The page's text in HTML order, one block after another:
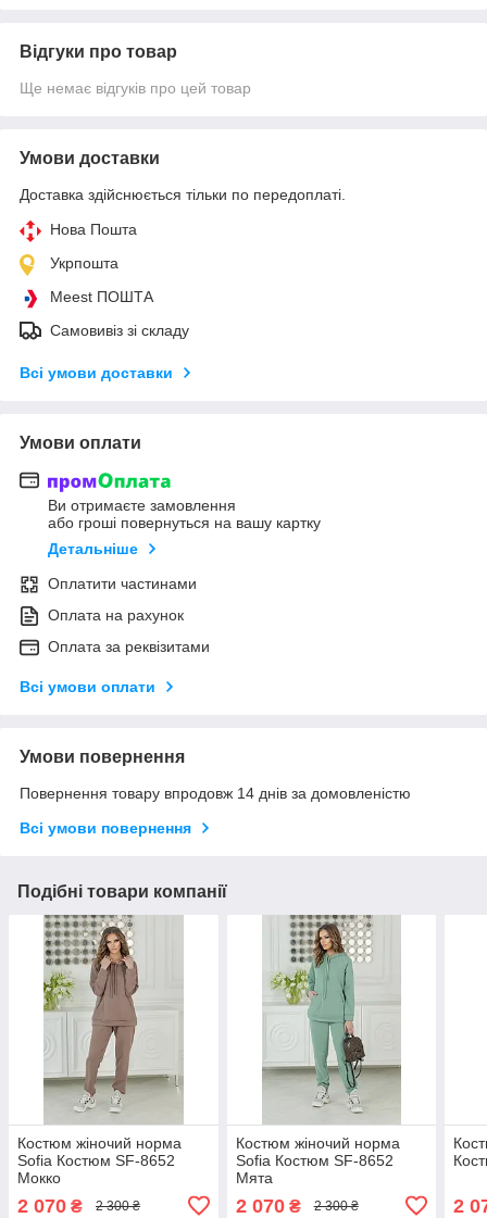
Відгуки про товар
Ще немає відгуків про цей товар
Умови доставки
Доставка здійснюється тільки по передоплаті.
Нова Пошта
Укрпошта
Meest ПОШТА
Самовивіз зі складу
Всі умови доставки
Умови оплати
Ви отримаєте замовлення
або гроші повернуться на вашу картку
Детальніше
Оплатити частинами
Оплата на рахунок
Оплата за реквізитами
Всі умови оплати
Умови повернення
Повернення товару впродовж 14 днів за домовленістю
Всі умови повернення
Подібні товари компанії
Костюм жіночий норма
Sofia Костюм SF-8652
Мокко
2 070 ₴ 2 300 ₴
Костюм жіночий норма
Sofia Костюм SF-8652
Мята
2 070₴ 2 300 ₴ 2